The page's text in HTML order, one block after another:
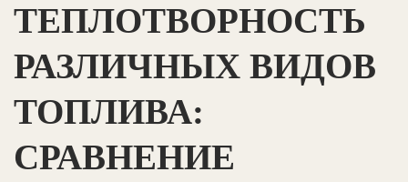
ТЕПЛОТВОРНОСТЬ
РАЗЛИЧНЫХ ВИДОВ
ТОПЛИВА:
СРАВНЕНИЕ